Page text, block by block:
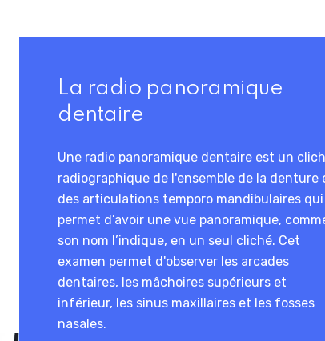
La radio panoramique
dentaire
Une radio panoramique dentaire est un
radiographique de l'ensemble de la denture
des articulations temporo mandibulaires qui
permet d’avoir une vue panoramique,
son nom l’indique, en un seul cliché. Cet
examen permet d'observer les arcades
dentaires, les mâchoires supérieurs et
inférieur, les sinus maxillaires et les fosses
nasales.